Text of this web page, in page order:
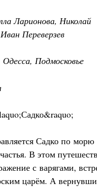
Ларионова, Николай
Переверзев
Подмосковье
Садко по морю
В этом
с варягами,
царём. А